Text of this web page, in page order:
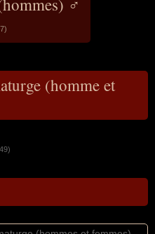
(homme et